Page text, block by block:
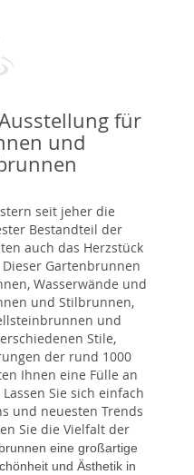
für
und
seit jeher die
Bestandteil der
auch das Herzstück
Gartenbrunnen
Wasserwände und
und Stilbrunnen,
und
Stile,
der rund 1000
Ihnen eine Fülle an
Sie sich einfach
und neuesten Trends
Sie die Vielfalt der
eine großartige
und Ästhetik in